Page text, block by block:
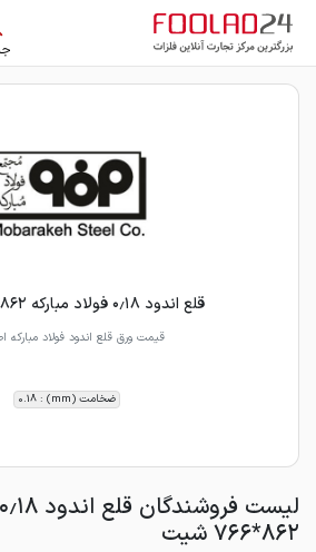
قلع اندود ۰٫۱۸ فولاد مبارکه ۸۶۲*۷۶۶ شیت
قیمت ورق قلع اندود فولاد مبارکه
ضخامت (mm) : 0.18
۸۶۲*۷۶۶ شیت